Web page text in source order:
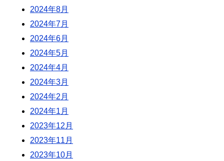
2024年8月
2024年7月
2024年6月
2024年5月
2024年4月
2024年3月
2024年2月
2024年1月
2023年12月
2023年11月
2023年10月